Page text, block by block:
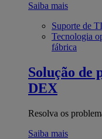
Saiba mais
Suporte de
Tecnologia
fábrica
Solução de
DEX
Resolva os
Saiba mais